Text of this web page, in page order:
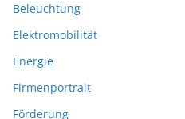
Beleuchtung
Elektromobilität
Energie
Firmenportrait
Förderung